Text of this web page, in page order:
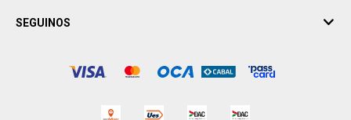
SEGUINOS